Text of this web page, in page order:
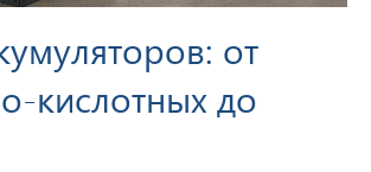
от
кислотных до